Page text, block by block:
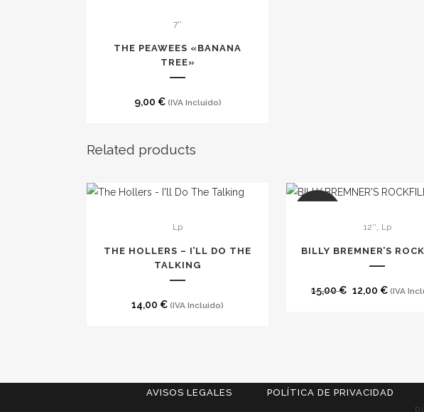
7''
THE PEAWEES «BANANA
TREE»
9,00 € (IVA Incluido)
Related products
Lp
THE HOLLERS – I’LL DO THE
TALKING
14,00 € (IVA Incluido)
12'' Lp
BILLY BREMNER’S
15,00€ El
12,00 €El(IVA
AVISOS LEGALES POLÍTICA DE PRIVACIDAD